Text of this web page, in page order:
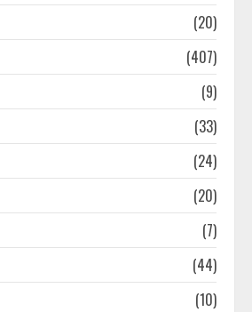
(20)
(407)
(9)
(33)
(24)
(20)
(7)
(44)
(10)
पौड़ी हाट गांव शंकराचार्य निर्मित मंदिर की
सुरक्षा पर सुनवाई, रिपोर्ट पर हाईकोर्ट ने
August 7, 2026
13 साल की किशोरी से गैंगरेप, अश्लील
वीडियो बनाकर किया ब्लैकमेल, दो आरोपी
गिरफ्तार
मुसीबत! केक खाने के बाद गाजियाबाद सीओ